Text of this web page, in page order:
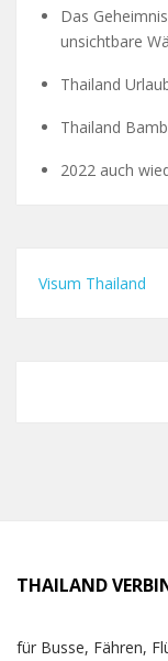
Das
unsichtbare
Thailand
Thailand
2022 auch
Visum Thailand
THAILAND
für Busse, Fähren,